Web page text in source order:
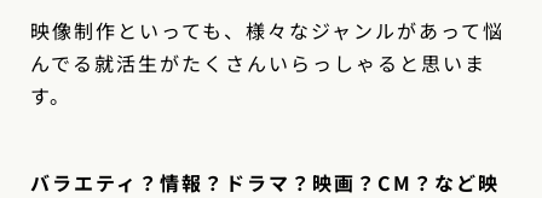
映像制作といっても、様々なジャンルがあって悩
んでる就活生がたくさんいらっしゃると思いま
す。
バラエティ？情報？ドラマ？映画？CM？など映